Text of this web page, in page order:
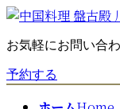
コ
テ
ツ
ナ
ゲ
シ
お気軽にお問い合
予約する